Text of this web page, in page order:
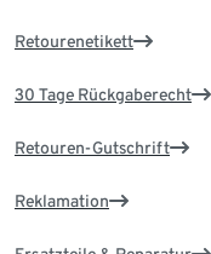
Retourenetikett
30 Tage Rückgaberecht
Retouren-Gutschrift
Reklamation